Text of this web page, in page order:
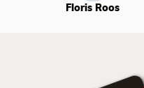
Floris Roos